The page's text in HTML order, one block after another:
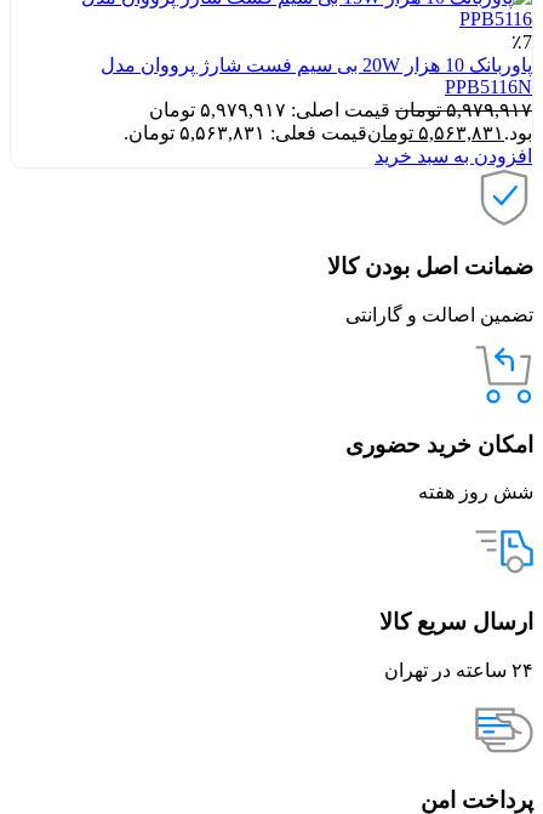
٪7
پاوربانک 10 هزار 20W بی سیم فست شارژ پرووان مدل
PPB5116N
۵,۹۷۹,۹۱۷ تومان
قیمت اصلی: ۵,۹۷۹,۹۱۷ تومان
بود. ۵,۵۶۳,۸۳۱ تومانقیمت فعلی: ۵,۵۶۳,۸۳۱ تومان.
افزودن به سبد خرید
ضمانت اصل بودن کالا
تضمین اصالت و گارانتی
امکان خرید حضوری
شش روز هفته
ارسال سریع کالا
۲۴ ساعته در تهران
پرداخت امن